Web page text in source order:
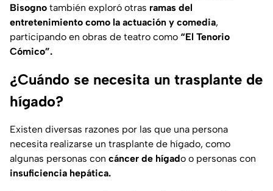
Bisogno también exploró otras ramas del
entretenimiento como la actuación y comedia,
participando en obras de teatro como “El Tenorio
Cómico”.
¿Cuándo se necesita un trasplante de
hígado?
Existen diversas razones por las que una persona
necesita realizarse un trasplante de hígado, como
algunas personas con cáncer de hígado o personas con
insuficiencia hepática.